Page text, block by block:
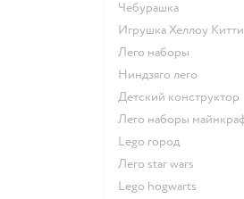
Чебурашка
Игрушка Хеллоу Китти
Лего наборы
Ниндзяго лего
Детский конструктор
Лего наборы
Lego город
Лего star wars
Lego hogwarts